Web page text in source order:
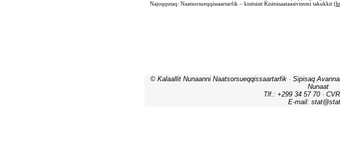
© Kalaallit Nunaanni Naatsorsueqqissaartarfik · Sipisaq
Nunaat
Tlf.: +299 34 57 70 ·
E-mail: